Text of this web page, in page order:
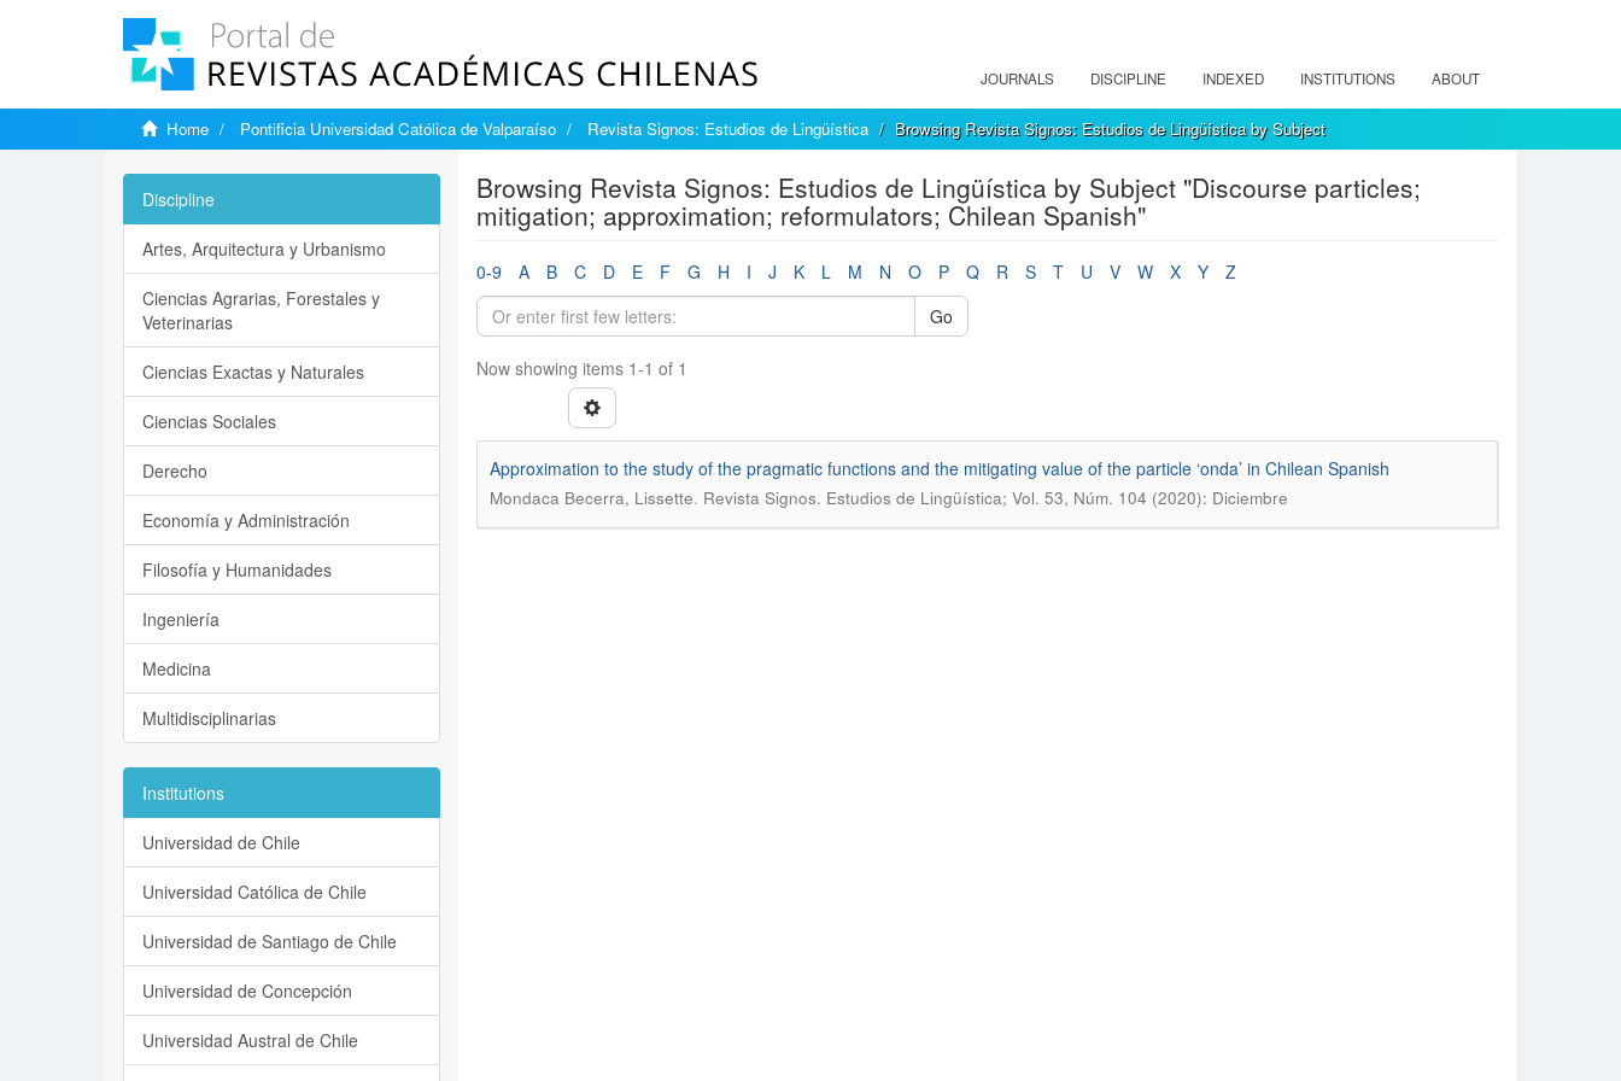
JOURNALS DISCIPLINE INDEXED INSTITUTIONS ABOUT
Home Pontificia Universidad Católica de Valparaíso Revista Signos: Estudios de Lingüística Browsing Revista Signos: Estudios de Lingüística by Subject
Browsing Revista Signos: Estudios de Lingüística by Subject "Discourse particles;
mitigation; approximation; reformulators; Chilean Spanish"
0-9 A B C D E F G H I J K L M N O P Q R S T U V W X Y
Z
Go
Now showing items 1-1 of 1
Approximation to the study of the pragmatic functions and the mitigating value of the particle ‘onda’ in Chilean Spanish
Mondaca Becerra, Lissette. Revista Signos. Estudios de Lingüística; Vol. 53, Núm. 104 (2020): Diciembre
Discipline
Artes, Arquitectura y Urbanismo
Ciencias Agrarias, Forestales y
Veterinarias
Ciencias Exactas y Naturales
Ciencias Sociales
Derecho
Economía y Administración
Filosofía y Humanidades
Ingeniería
Medicina
Multidisciplinarias
Institutions
Universidad de Chile
Universidad Católica de Chile
Universidad de Santiago de Chile
Universidad de Concepción
Universidad Austral de Chile